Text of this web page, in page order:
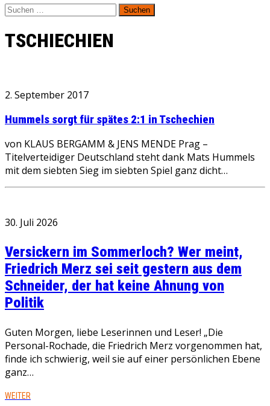
Suchen
nach:
TSCHIECHIEN
2. September 2017
Hummels sorgt für spätes 2:1 in Tschechien
von KLAUS BERGAMM & JENS MENDE Prag –
Titelverteidiger Deutschland steht dank Mats Hummels
mit dem siebten Sieg im siebten Spiel ganz dicht…
30. Juli 2026
Versickern im Sommerloch? Wer meint,
Friedrich Merz sei seit gestern aus dem
Schneider, der hat keine Ahnung von
Politik
Guten Morgen, liebe Leserinnen und Leser! „Die
Personal-Rochade, die Friedrich Merz vorgenommen hat,
finde ich schwierig, weil sie auf einer persönlichen Ebene
ganz…
WEITER